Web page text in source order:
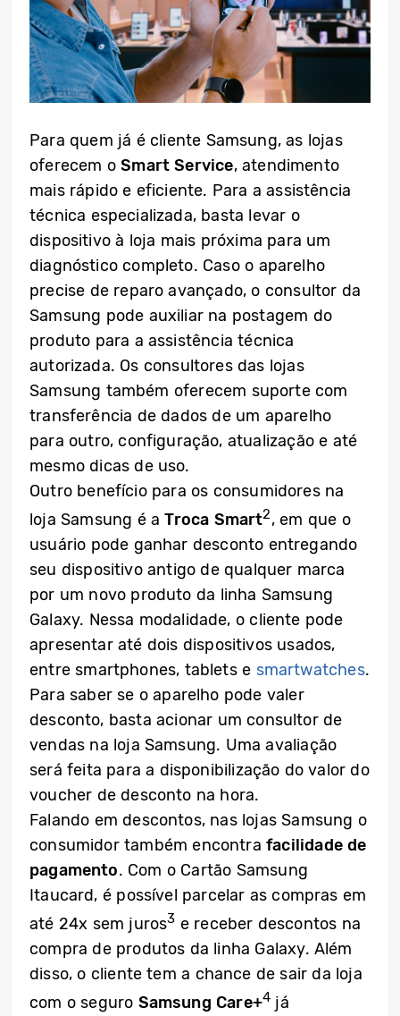
Para quem já é cliente Samsung, as lojas
oferecem oSmart Service, atendimento
mais rápido e eficiente. Para a assistência
técnica especializada, basta levar o
dispositivo à loja mais próxima para um
diagnóstico completo. Caso o aparelho
precise de reparo avançado, o consultor da
Samsung pode auxiliar na postagem do
produto para a assistência técnica
autorizada. Os consultores das lojas
Samsung também oferecem suporte com
transferência de dados de um aparelho
para outro, configuração, atualização e até
mesmo dicas de uso.
Outro benefício para os consumidores na
loja Samsung é aTroca Smart2, em que o
usuário pode ganhar desconto entregando
seu dispositivo antigo de qualquer marca
por um novo produto da linha Samsung
Galaxy. Nessa modalidade, o cliente pode
apresentar até dois dispositivos usados,
entre smartphones, tablets e smartwatches.
Para saber se o aparelho pode valer
desconto, basta acionar um consultor de
vendas na loja Samsung. Uma avaliação
será feita para a disponibilização do valor do
voucher de desconto na hora.
Falando em descontos, nas lojas Samsung o
consumidor também encontrafacilidade de
pagamento. Com o Cartão Samsung
Itaucard, é possível parcelar as compras em
até 24x sem juros3 e receber descontos na
compra de produtos da linha Galaxy. Além
disso, o cliente tem a chance de sair da loja
com o seguro Samsung Care+4 já